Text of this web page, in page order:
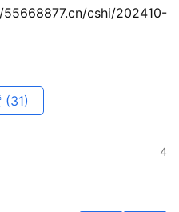
cshi/202410-
(31)
4